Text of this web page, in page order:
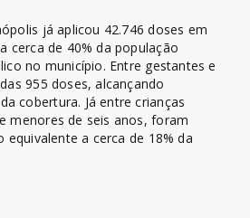
já aplicou 42.746 doses em
cerca de 40% da população
no município. Entre gestantes e
955 doses, alcançando
cobertura. Já entre crianças
menores de seis anos, foram
equivalente a cerca de 18% da